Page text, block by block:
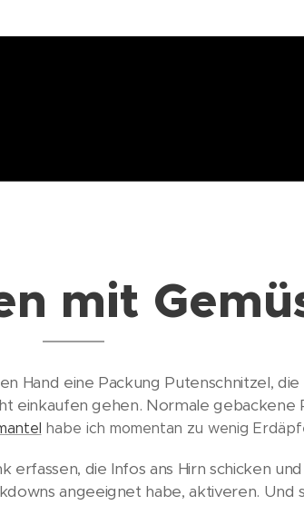
mit
Hand eine Packung Putenschnitzel,
einkaufen gehen. Normale
habe ich momentan zu wenig
erfassen, die Infos ans Hirn schicken
angeeignet habe, aktiveren. Und